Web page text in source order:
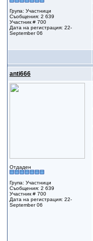
Група: Участници
Съобщения: 2 639
Участник # 700
Дата на регистрация: 22-
September 06
anti666
Отдаден
Група: Участници
Съобщения: 2 639
Участник # 700
Дата на регистрация: 22-
September 06